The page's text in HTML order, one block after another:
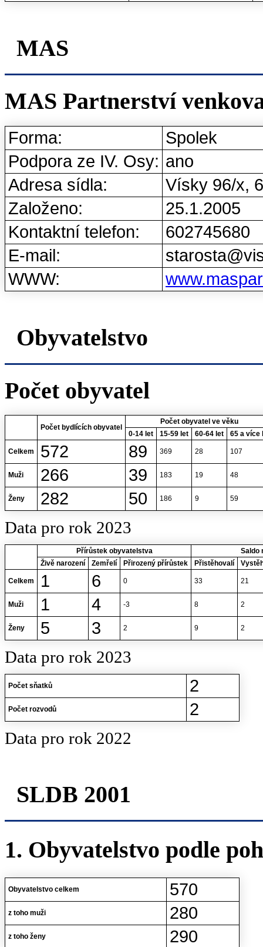
MAS
MAS Partnerství
Forma:
Spolek
Podpora ze IV. Osy: ano
Adresa sídla:
Vísky 96/x,
Založeno:
25.1.2005
Kontaktní telefon:
602745680
E-mail:
WWW:
Obyvatelstvo
Počet obyvatel
Počet bydlících obyvatel
Počet obyvatel ve věku
0-14 let
15-59 let 60-64 let 65 a více
Celkem 572 89 369 28 107
Muži 266 39 183 19 48
Ženy 282 50 186 9 59
Data pro rok 2023
Přírůstek obyvatelstva
Saldo
Živě narození
Zemřelí Přirozený přírůstek Přistěhovalí
Celkem 1 6 0 33 21
Muži 1 4 -3 8 2
Ženy 5 3 2 9 2
Data pro rok 2023
Počet sňatků 2
Počet rozvodů
2
Data pro rok 2022
SLDB 2001
1. Obyvatelstvo podle
Obyvatelstvo celkem 570
z toho muži 280
z toho ženy 290